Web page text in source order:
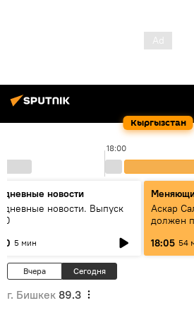
Кыргызстан
18:00
новости
новости. Выпуск
5 мин
Аскар
должен
18:05 54
Вчера Сегодня
г. Бишкек 89.3